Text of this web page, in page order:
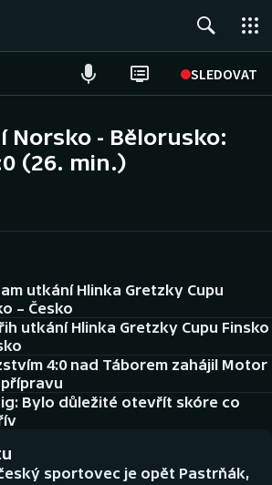
SLEDOVAT
Norsko - Bělorusko:
(26. min.)
utkání Hlinka Gretzky Cupu
– Česko
utkání Hlinka Gretzky Cupu Finsko
4:0 nad Táborem zahájil Motor
Bylo důležité otevřít skóre co
sportovec je opět Pastrňák,